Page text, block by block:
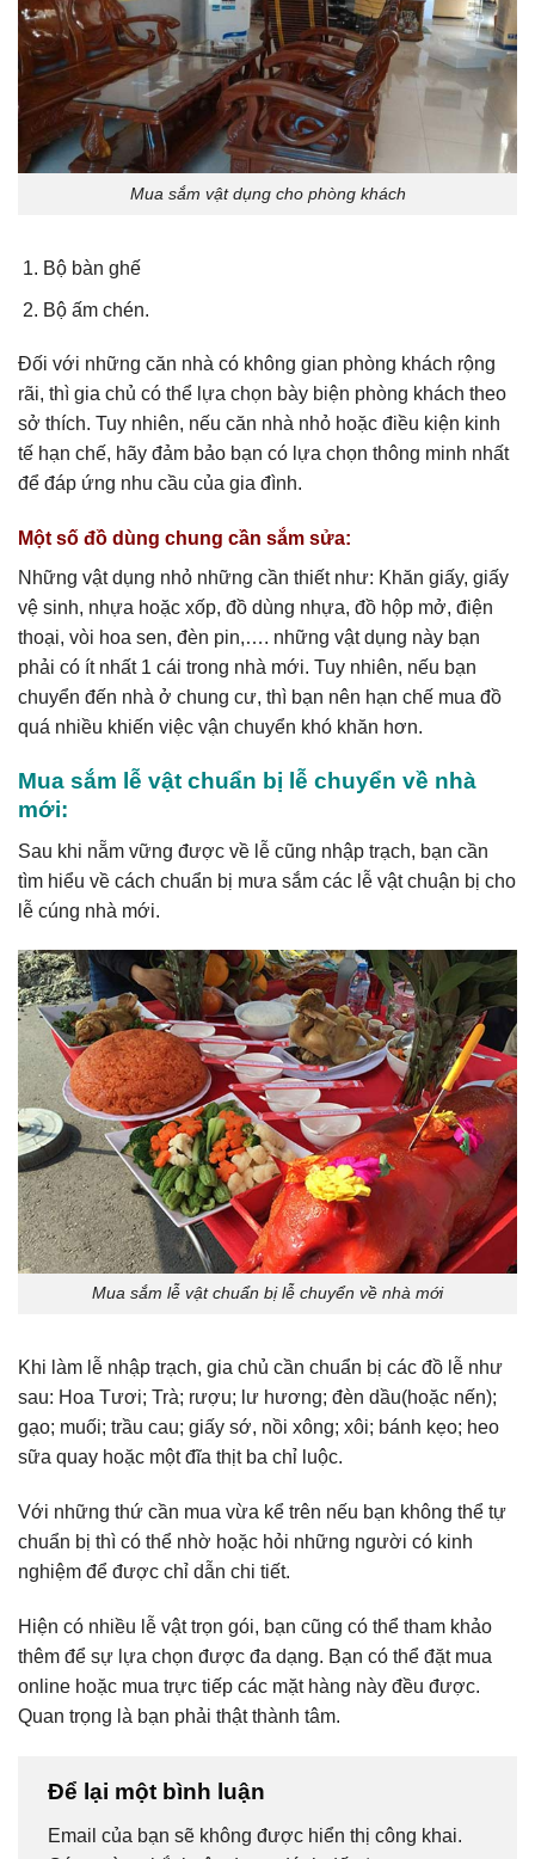
Mua sắm vật dụng cho phòng khách
Bộ bàn ghế
Bộ ấm chén.
Đối với những căn nhà có không gian phòng khách rộng
rãi, thì gia chủ có thể lựa chọn bày biện phòng khách theo
sở thích. Tuy nhiên, nếu căn nhà nhỏ hoặc điều kiện kinh
tế hạn chế, hãy đảm bảo bạn có lựa chọn thông minh nhất
để đáp ứng nhu cầu của gia đình.
Một số đồ dùng chung cần sắm sửa:
Những vật dụng nhỏ những cần thiết như: Khăn giấy, giấy
vệ sinh, nhựa hoặc xốp, đồ dùng nhựa, đồ hộp mở, điện
thoại, vòi hoa sen, đèn pin,…. những vật dụng này bạn
phải có ít nhất 1 cái trong nhà mới. Tuy nhiên, nếu bạn
chuyển đến nhà ở chung cư, thì bạn nên hạn chế mua đồ
quá nhiều khiến việc vận chuyển khó khăn hơn.
Mua sắm lễ vật chuẩn bị lễ chuyển về nhà
mới:
Sau khi nẵm vững được về lễ cũng nhập trạch, bạn cần
tìm hiểu về cách chuẩn bị mưa sắm các lễ vật chuận bị cho
lễ cúng nhà mới.
Mua sắm lễ vật chuẩn bị lễ chuyển về nhà mới
Khi làm lễ nhập trạch, gia chủ cần chuẩn bị các đồ lễ như
sau: Hoa Tươi; Trà; rượu; lư hương; đèn dầu(hoặc nến);
gạo; muối; trầu cau; giấy sớ, nồi xông; xôi; bánh kẹo; heo
sữa quay hoặc một đĩa thịt ba chỉ luộc.
Với những thứ cần mua vừa kể trên nếu bạn không thể tự
chuẩn bị thì có thể nhờ hoặc hỏi những người có kinh
nghiệm để được chỉ dẫn chi tiết.
Hiện có nhiều lễ vật trọn gói, bạn cũng có thể tham khảo
thêm để sự lựa chọn được đa dạng. Bạn có thể đặt mua
online hoặc mua trực tiếp các mặt hàng này đều được.
Quan trọng là bạn phải thật thành tâm.
Để lại một bình luận
Email của bạn sẽ không được hiển thị công khai.